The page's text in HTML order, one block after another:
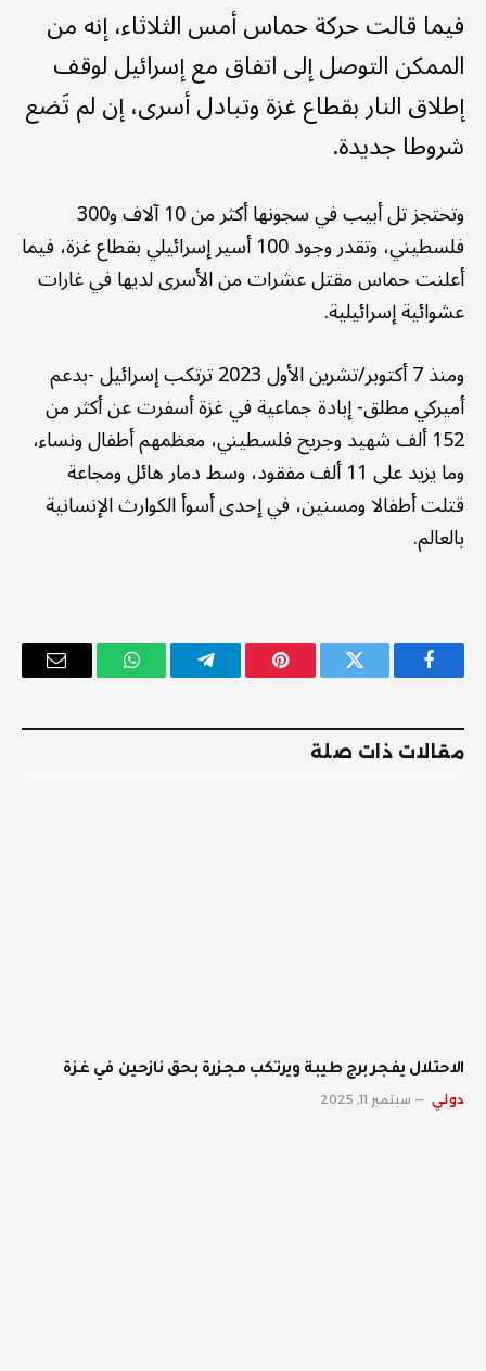
فيما قالت حركة حماس أمس الثلاثاء، إنه من
الممكن التوصل إلى اتفاق مع إسرائيل لوقف
إطلاق النار بقطاع غزة وتبادل أسرى، إن لم تَضع
شروطا جديدة.
وتحتجز تل أبيب في سجونها أكثر من 10 آلاف و300
فلسطيني، وتقدر وجود 100 أسير إسرائيلي بقطاع غزة، فيما
أعلنت حماس مقتل عشرات من الأسرى لديها في غارات
عشوائية إسرائيلية.
ومنذ 7 أكتوبر/تشرين الأول 2023 ترتكب إسرائيل -بدعم
أميركي مطلق- إبادة جماعية في غزة أسفرت عن أكثر من
152 ألف شهيد وجريح فلسطيني، معظمهم أطفال ونساء،
وما يزيد على 11 ألف مفقود، وسط دمار هائل ومجاعة
قتلت أطفالا ومسنين، في إحدى أسوأ الكوارث الإنسانية
بالعالم.
فيسبوك تويتر بينتيريستتيلقرام واتساب
البريد
مقالات ذات صلة
الاحتلال يفجر برج طيبة ويرتكب مجزرة بحق نازحين في غزة
دولي سبتمبر 11, 2025